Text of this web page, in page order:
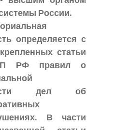
России.
определяется с
статьи
РФ правил о
дел об
В части